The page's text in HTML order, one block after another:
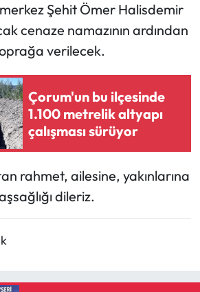
Şehit Ömer Halisdemir
cenaze namazının ardından
verilecek.
Çorum'un bu ilçesinde
1.100 metrelik altyapı
çalışması sürüyor
rahmet, ailesine, yakınlarına
dileriz.